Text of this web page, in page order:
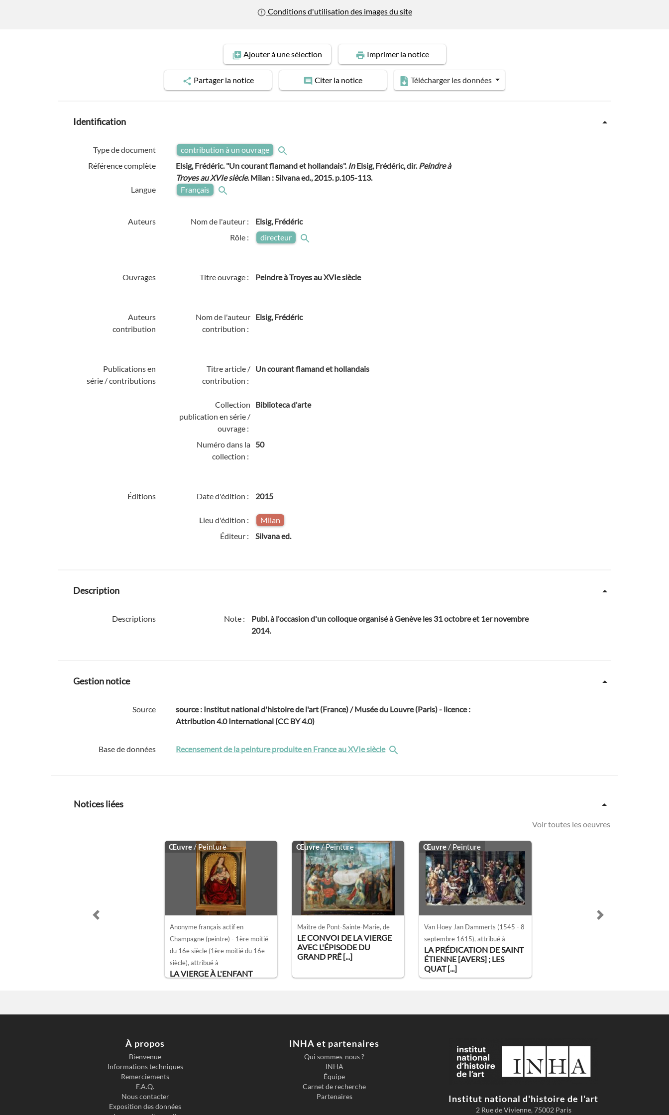
Conditions d'utilisation des images du site
Ajouterà une sélection Imprimerla notice
Partagerla notice Citer la notice Télécharger les données
Identification
Type de document
contribution à un ouvrage
Référence complète
Elsig, Frédéric. "Un courant flamand et hollandais". InElsig, Frédéric, dir.Peindre à
Troyes au XVIe siècle. Milan : Silvana ed., 2015. p.105-113.
Langue
Français
Auteurs Nom de l'auteur :
Elsig, Frédéric
Rôle :
directeur
Ouvrages Titre ouvrage : Peindre à Troyes au XVIe siècle
Auteurs
contribution
Nom de l'auteur
contribution :
Elsig, Frédéric
Publications en
série / contributions
Titre article /
contribution :
Un courant flamand et hollandais
Collection
publication en série /
ouvrage :
Biblioteca d'arte
Numéro dans la
collection :
50
Éditions Date d'édition : 2015
Lieu d'édition :
Milan
Éditeur :
Silvana ed.
Description
Descriptions Note :
Publ. à l'occasion d'un colloque organisé à Genève les 31 octobre et 1er novembre
2014.
Gestion notice
Source
source : Institut national d'histoire de l'art (France) / Musée du Louvre (Paris) - licence :
Attribution 4.0 International (CC BY 4.0)
Base de données Recensement de la peinture produite en France au XVIe siècle
Notices liées
Voir toutes les oeuvres
Œuvre / Peinture
Anonyme français actif en
Champagne (peintre) - 1ère moitié
du 16e siècle (1ère moitié du 16e
siècle), attribué à
LA VIERGE À L'ENFANT
Œuvre/ Peinture
Maître de Pont-Sainte-Marie, de
LE CONVOI DE LA VIERGE
AVEC L'ÉPISODE DU
GRAND PRÊ [...]
Œuvre / Peinture
Van Hoey Jan Dammerts (1545 - 8
septembre 1615), attribué à
LA PRÉDICATION DE SAINT
ÉTIENNE [AVERS] ; LES
QUAT [...]
Previous slide Next slide
À propos
Bienvenue
Informations techniques
Remerciements
F.A.Q.
Nous contacter
Exposition des données
INHA et partenaires
Qui sommes-nous ?
INHA
Équipe
Carnet de recherche
Partenaires
Institut national d'histoire de l'art
2 Rue de Vivienne, 75002 Paris